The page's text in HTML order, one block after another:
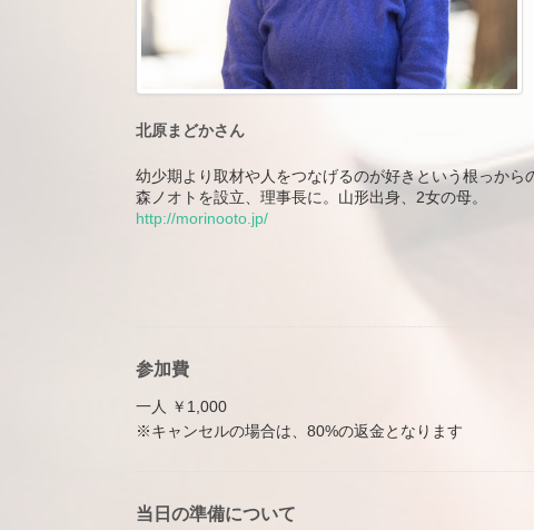
北原まどかさん
幼少期より取材や人をつなげるのが好きという根っか
森ノオトを設立、理事長に。山形出身、2女の母。
http://morinooto.jp/
参加費
一人 ￥1,000
※キャンセルの場合は、80%の返金となります
当日の準備について